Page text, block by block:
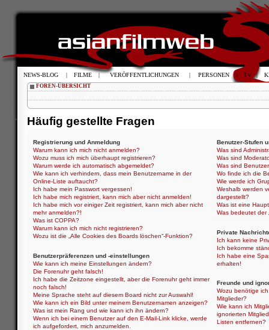
FOREN-ÜBERSICHT
Häufig gestellte Fragen
Registrierung und Anmeldung
Warum kann ich mich nicht anmelden?
Wozu muss ich mich überhaupt registrieren?
Warum werde ich automatisch abgemeldet?
Wie kann ich verhindern, dass mein Benutzername in der
Online-Liste auftaucht?
Ich habe mein Passwort vergessen!
Ich habe mich registriert, kann mich aber nicht anmelden!
Ich habe mich vor einiger Zeit registriert, kann mich aber nicht
mehr anmelden?!
Was ist COPPA?
Warum kann ich mich nicht registrieren?
Wozu ist die „Alle Cookies des Boards löschen“-Funktion?
Benutzerpräferenzen und -einstellungen
Wie kann ich meine Einstellungen ändern?
Die Forenuhr geht falsch!
Ich habe die Zeitzone eingestellt, aber die Forenuhr geht immer
noch falsch!
Meine Sprache steht auf diesem Board nicht zur Auswahl!
Wie kann ich ein Bild unter meinem Benutzernamen anzeigen?
Was ist mein Rang und wie kann ich ihn ändern?
Wenn ich bei einem Benutzer auf den E-Mail-Link klicke, werde
ich aufgefordert, mich anzumelden.
Benutzer-Stufen
Was sind
Was sind
Was sind
Wo finde ich die
Wie werde ich
Weshalb werden
dargestellt?
Was ist eine
Was bedeutet der
Private
Ich kann keine
Ich bekomme
Ich habe eine
erhalten!
Freunde und
Wozu benötige
Mitglieder?
Wie kann ich
ignorierten
Listen entfernen?
NEWS-BLOG | FILME | VERÖFFENTLICHUNGEN | PERSONEN | TV |